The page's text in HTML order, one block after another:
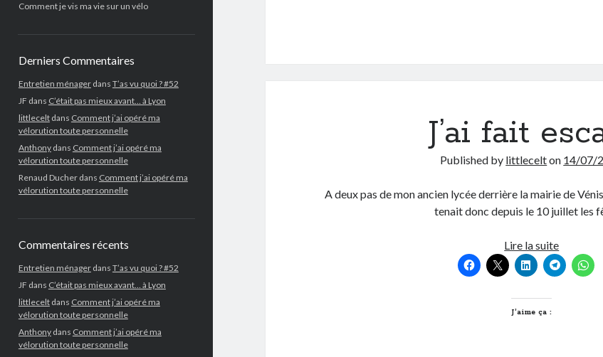
Comment je vis ma vie sur un vélo
Derniers Commentaires
Entretien ménagerdans T’as vu quoi ? #52
JF dans C’était pas mieux avant… à Lyon
littleceltdans Comment j’ai opéré ma
vélorution toute personnelle
Anthonydans Comment j’ai opéré ma
vélorution toute personnelle
Renaud Ducherdans Comment j’ai opéré ma
vélorution toute personnelle
Commentaires récents
Entretien ménagerdans T’as vu quoi ? #52
JF dans C’était pas mieux avant… à Lyon
littleceltdans Comment j’ai opéré ma
vélorution toute personnelle
Anthonydans Comment j’ai opéré ma
vélorution toute personnelle
J’ai fait
Published by littlecelton 14/07/
A deux pas de mon ancien lycée derrière la mairie de
tenait donc depuis le 10 juillet les
Lire la suiteJ’ai
fait
escale
J’aime ça :